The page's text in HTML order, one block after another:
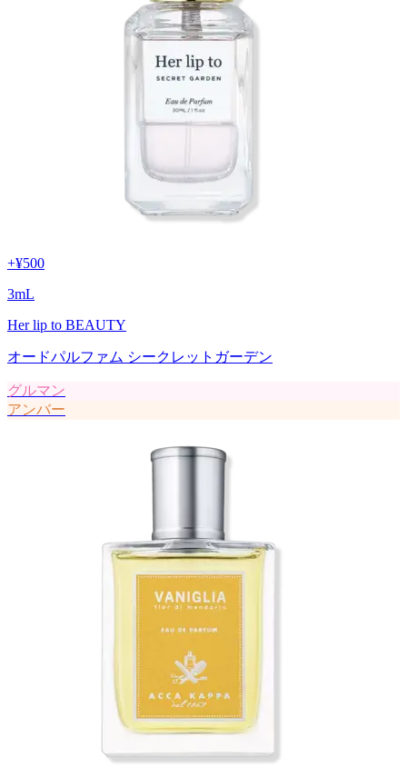
+¥500
3mL
Her lip to BEAUTY
オードパルファム シークレットガーデン
グルマン
アンバー